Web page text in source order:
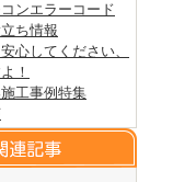
ンエラーコード
ち情報
心してください、
！
工事例特集